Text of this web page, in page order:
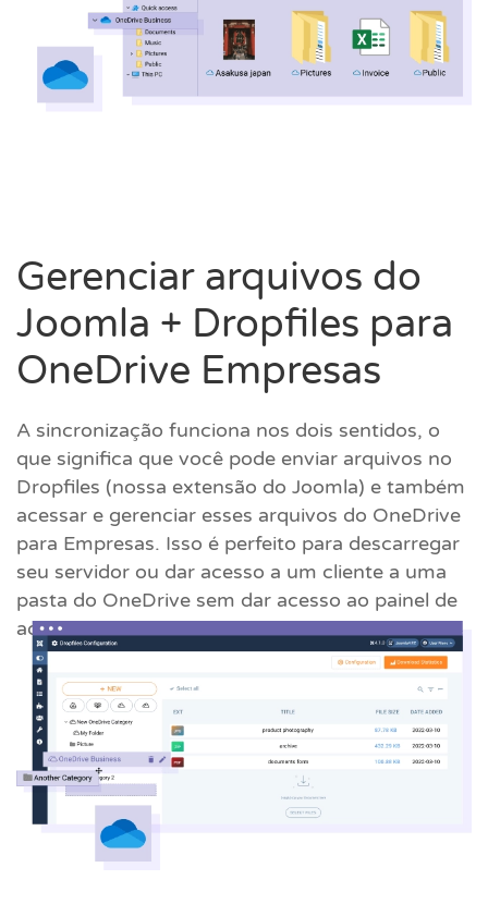
Gerenciar arquivos do
Joomla + Dropfiles para
OneDrive Empresas
A sincronização funciona nos dois sentidos, o
que significa que você pode enviar arquivos no
Dropfiles (nossa extensão do Joomla) e também
acessar e gerenciar esses arquivos do OneDrive
para Empresas. Isso é perfeito para descarregar
seu servidor ou dar acesso a um cliente a uma
pasta do OneDrive sem dar acesso ao painel de
administração do Joomla.